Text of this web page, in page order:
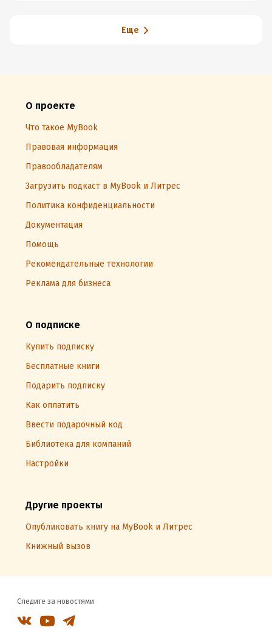
Еще
О проекте
Что такое MyBook
Правовая информация
Правообладателям
Загрузить подкаст в MyBook и Литрес
Политика конфиденциальности
Документация
Помощь
Рекомендательные технологии
Реклама для бизнеса
О подписке
Купить подписку
Бесплатные книги
Подарить подписку
Как оплатить
Ввести подарочный код
Библиотека для компаний
Настройки
Другие проекты
Опубликовать книгу на MyBook и Литрес
Книжный вызов
Следите за новостями